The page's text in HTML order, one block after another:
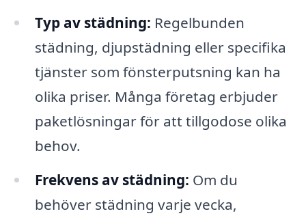
Typ av städning: Regelbunden
städning, djupstädning eller specifika
tjänster som fönsterputsning kan ha
olika priser. Många företag erbjuder
paketlösningar för att tillgodose olika
behov.
Frekvens av städning: Om du
behöver städning varje vecka,